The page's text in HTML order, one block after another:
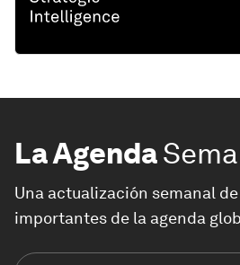
La Agenda
Una actualización semanal
importantes de la agenda